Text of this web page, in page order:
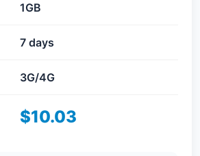
1GB
7 days
3G/4G
$10.03